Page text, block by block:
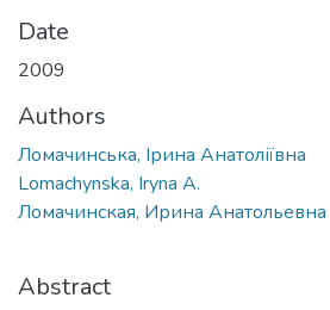
Date
2009
Authors
Ломачинська, Ірина Анатоліївна
Lomachynska, Iryna A.
Ломачинская, Ирина Анатольевна
Abstract